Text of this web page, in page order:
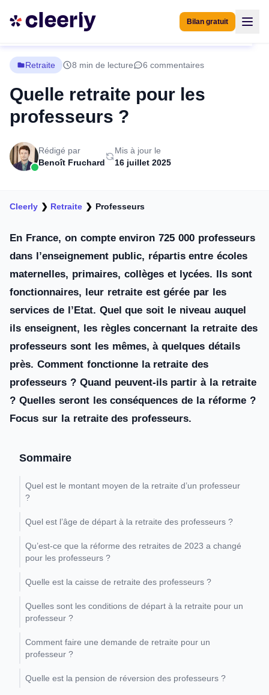
Bilan gratuit
Retraite 8 min de lecture 6 commentaires
Quelle retraite pour les
professeurs ?
Rédigé par
Benoît Fruchard
Mis à jour le
16 juillet 2025
Cleerly ❯ Retraite ❯ Professeurs
En France, on compte environ 725 000 professeurs
dans l’enseignement public, répartis entre écoles
maternelles, primaires, collèges et lycées. Ils sont
fonctionnaires, leur retraite est gérée par les
services de l’Etat. Quel que soit le niveau auquel
ils enseignent, les règles concernant la retraite des
professeurs sont les mêmes, à quelques détails
près. Comment fonctionne la retraite des
professeurs ? Quand peuvent-ils partir à la retraite
? Quelles seront les conséquences de la réforme ?
Focus sur la retraite des professeurs.
Sommaire
Quel est le montant moyen de la retraite d’un professeur
?
Quel est l’âge de départ à la retraite des professeurs ?
Qu’est-ce que la réforme des retraites de 2023 a changé
pour les professeurs ?
Quelle est la caisse de retraite des professeurs ?
Quelles sont les conditions de départ à la retraite pour un
professeur ?
Comment faire une demande de retraite pour un
professeur ?
Quelle est la pension de réversion des professeurs ?